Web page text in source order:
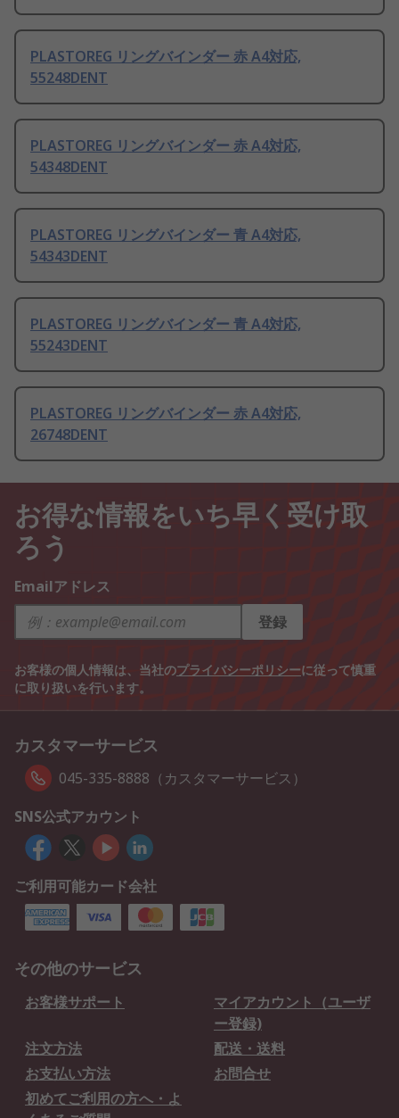
PLASTOREG リングバインダー 赤 A4対応,
55248DENT
PLASTOREG リングバインダー 赤 A4対応,
54348DENT
PLASTOREG リングバインダー 青 A4対応,
54343DENT
PLASTOREG リングバインダー 青 A4対応,
55243DENT
PLASTOREG リングバインダー 赤 A4対応,
26748DENT
お得な情報をいち早く受け取
ろう
Emailアドレス
登録
お客様の個人情報は、当社のプライバシーポリシーに従って慎重
に取り扱いを行います。
カスタマーサービス
045-335-8888（カスタマーサービス）
SNS公式アカウント
ご利用可能カード会社
その他のサービス
お客様サポート
マイアカウント（ユーザ
ー登録)
注文方法
配送・送料
お支払い方法
お問合せ
初めてご利用の方へ・よ